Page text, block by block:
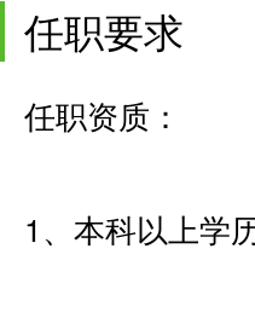
任职要求
任职资质：
1、本科以上学